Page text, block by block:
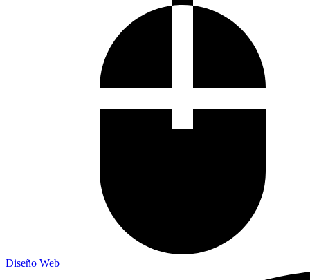
Diseño Web